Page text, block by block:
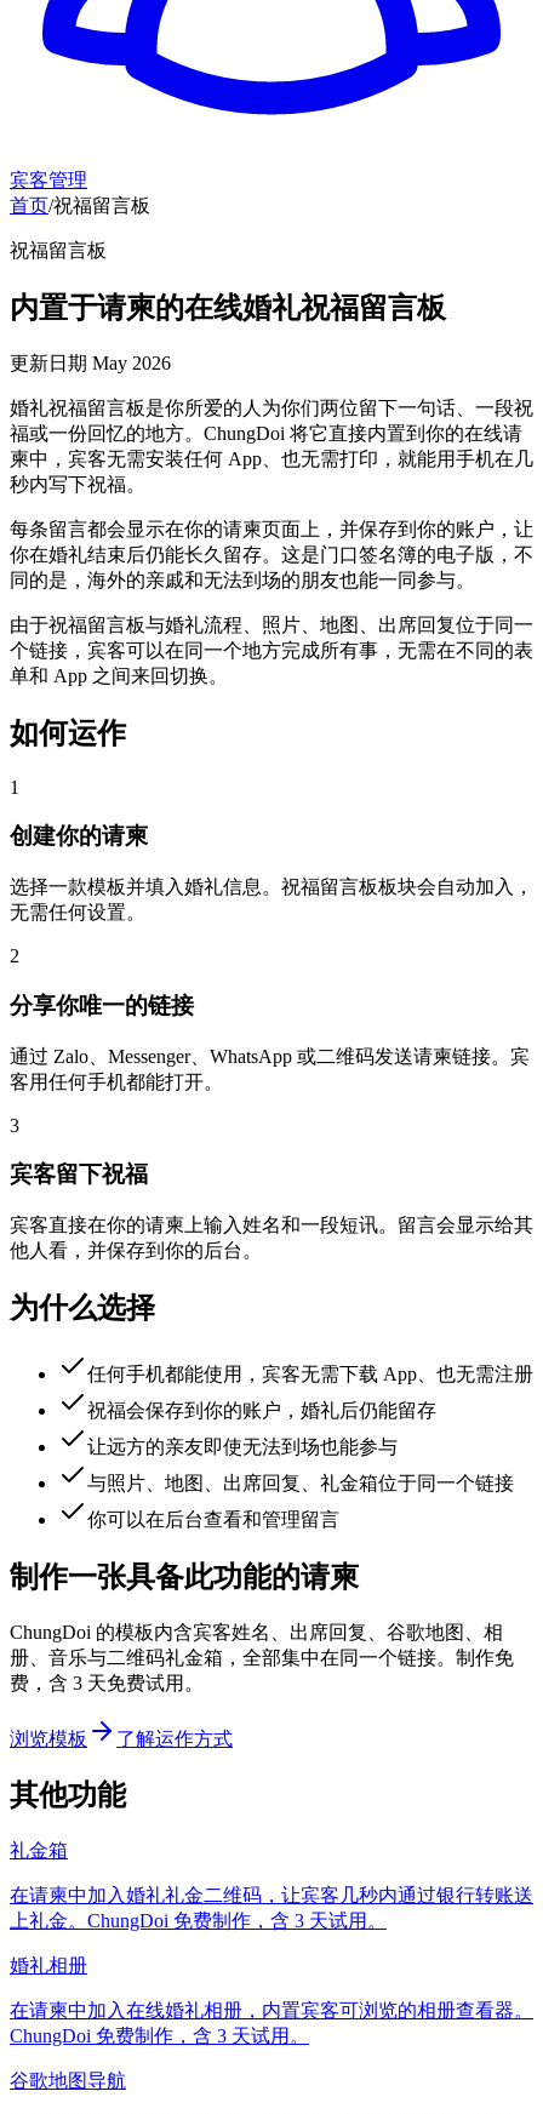
宾客管理
首页/祝福留言板
祝福留言板
内置于请柬的在线婚礼祝福留言板
更新日期 May 2026
婚礼祝福留言板是你所爱的人为你们两位留下一句话、一段祝
福或一份回忆的地方。ChungDoi 将它直接内置到你的在线请
柬中，宾客无需安装任何 App、也无需打印，就能用手机在几
秒内写下祝福。
每条留言都会显示在你的请柬页面上，并保存到你的账户，让
你在婚礼结束后仍能长久留存。这是门口签名簿的电子版，不
同的是，海外的亲戚和无法到场的朋友也能一同参与。
由于祝福留言板与婚礼流程、照片、地图、出席回复位于同一
个链接，宾客可以在同一个地方完成所有事，无需在不同的表
单和 App 之间来回切换。
如何运作
1
创建你的请柬
选择一款模板并填入婚礼信息。祝福留言板板块会自动加入，
无需任何设置。
2
分享你唯一的链接
通过 Zalo、Messenger、WhatsApp 或二维码发送请柬链接。宾
客用任何手机都能打开。
3
宾客留下祝福
宾客直接在你的请柬上输入姓名和一段短讯。留言会显示给其
他人看，并保存到你的后台。
为什么选择
任何手机都能使用，宾客无需下载 App、也无需注册
祝福会保存到你的账户，婚礼后仍能留存
让远方的亲友即使无法到场也能参与
与照片、地图、出席回复、礼金箱位于同一个链接
你可以在后台查看和管理留言
制作一张具备此功能的请柬
ChungDoi 的模板内含宾客姓名、出席回复、谷歌地图、相
册、音乐与二维码礼金箱，全部集中在同一个链接。制作免
费，含 3 天免费试用。
浏览模板 了解运作方式
其他功能
礼金箱
在请柬中加入婚礼礼金二维码，让宾客几秒内通过银行转账送
上礼金。ChungDoi 免费制作，含 3 天试用。
婚礼相册
在请柬中加入在线婚礼相册，内置宾客可浏览的相册查看器。
ChungDoi 免费制作，含 3 天试用。
谷歌地图导航